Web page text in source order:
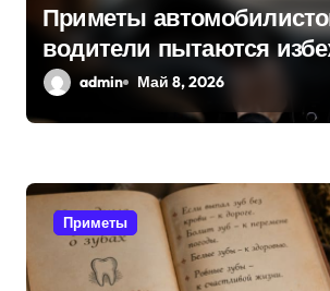
Приметы
водители пытаются
поломок и неприятностей
admin Май 8, 2026
Приметы